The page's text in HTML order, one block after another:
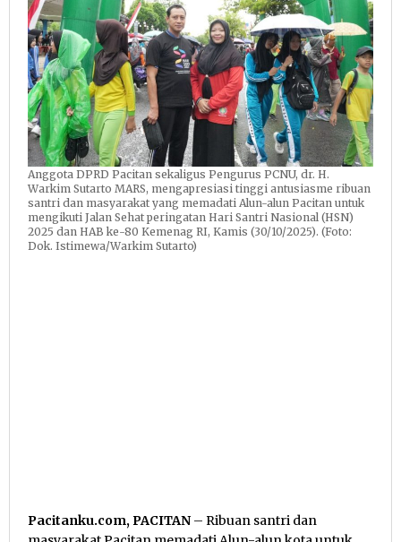
Anggota DPRD Pacitan sekaligus Pengurus PCNU, dr. H.
Warkim Sutarto MARS, mengapresiasi tinggi antusiasme ribuan
santri dan masyarakat yang memadati Alun-alun Pacitan untuk
mengikuti Jalan Sehat peringatan Hari Santri Nasional (HSN)
2025 dan HAB ke-80 Kemenag RI, Kamis (30/10/2025). (Foto:
Dok. Istimewa/Warkim Sutarto)
Pacitanku.com, PACITAN – Ribuan santri dan